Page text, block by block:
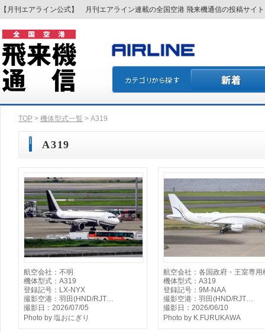
【月刊エアライン公式】 月刊エアライン連載の全国空港 飛来機通信の投稿サイ
TOP > 機体型式一覧 > A319
A319
航空会社：不明
機体型式：A319
登録記号：LX-NYX
撮影空港：羽田(HND/RJT…
撮影日：2026/07/05
Photo by 塩おにぎり
航空会社：各国政府・王室専用
機体型式：A319
登録記号：9M-NAA
撮影空港：羽田(HND/RJT…
撮影日：2026/06/10
Photo by K.FURUKAWA